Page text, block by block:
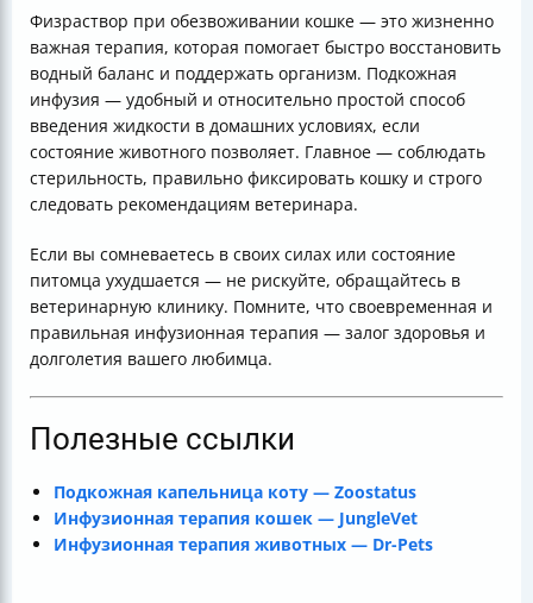
Физраствор при обезвоживании кошке — это жизненно
важная терапия, которая помогает быстро восстановить
водный баланс и поддержать организм. Подкожная
инфузия — удобный и относительно простой способ
введения жидкости в домашних условиях, если
состояние животного позволяет. Главное — соблюдать
стерильность, правильно фиксировать кошку и строго
следовать рекомендациям ветеринара.
Если вы сомневаетесь в своих силах или состояние
питомца ухудшается — не рискуйте, обращайтесь в
ветеринарную клинику. Помните, что своевременная и
правильная инфузионная терапия — залог здоровья и
долголетия вашего любимца.
Полезные ссылки
Подкожная капельница коту — Zoostatus
Инфузионная терапия кошек — JungleVet
Инфузионная терапия животных — Dr-Pets